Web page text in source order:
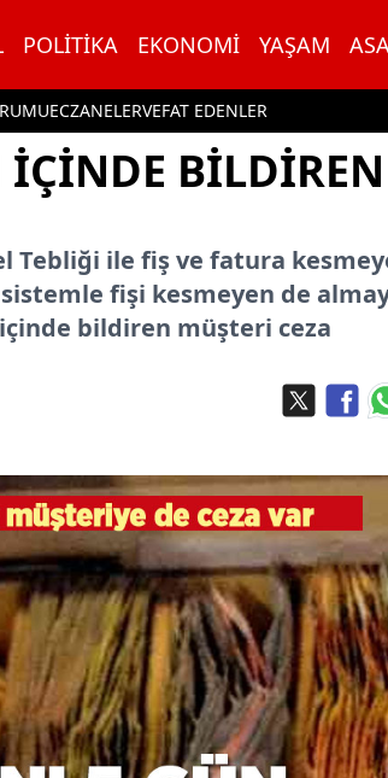
POLITIKA EKONOMI YAŞAM
ECZANELERVEFAT EDENLER
IÇINDE BILDIREN
Tebliği ile fiş ve fatura
fişi kesmeyen de
içinde bildiren müşteri ceza